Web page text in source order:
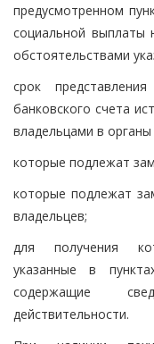
предусмотренном
социальной выплаты
обстоятельствами
срок
банковского счета
владельцами в
которые подлежат
которые подлежат
владельцев;
для получения
указанные в
содержащие
действительности.